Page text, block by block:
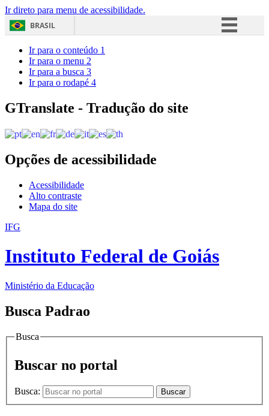
Ir direto para menu de acessibilidade.
BRASIL
Acesso à informação
Ir para o conteúdo 1
Ir para o menu 2
Ir para a busca 3
Ir para o rodapé 4
GTranslate - Tradução do site
Opções de acessibilidade
Acessibilidade
Alto contraste
Mapa do site
IFG
Instituto Federal de Goiás
Ministério da Educação
Busca Padrao
Busca
Buscar no portal
Busca: Buscar